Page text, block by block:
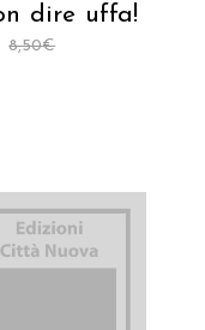
dire uffa!
8,50€